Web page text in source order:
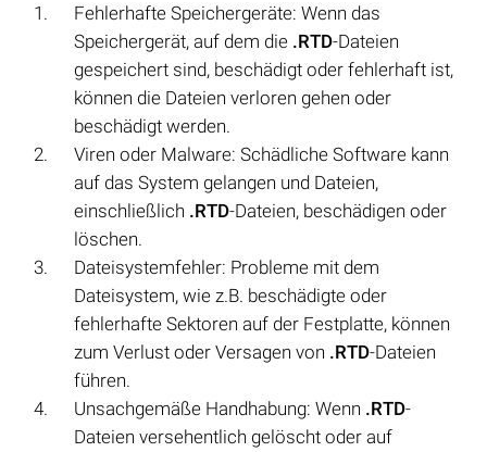
Fehlerhafte Speichergeräte: Wenn das
Speichergerät, auf dem die .RTD-Dateien
gespeichert sind, beschädigt oder fehlerhaft ist,
können die Dateien verloren gehen oder
beschädigt werden.
Viren oder Malware: Schädliche Software kann
auf das System gelangen und Dateien,
einschließlich .RTD-Dateien, beschädigen oder
löschen.
Dateisystemfehler: Probleme mit dem
Dateisystem, wie z.B. beschädigte oder
fehlerhafte Sektoren auf der Festplatte, können
zum Verlust oder Versagen von .RTD-Dateien
führen.
Unsachgemäße Handhabung: Wenn .RTD-
Dateien versehentlich gelöscht oder auf